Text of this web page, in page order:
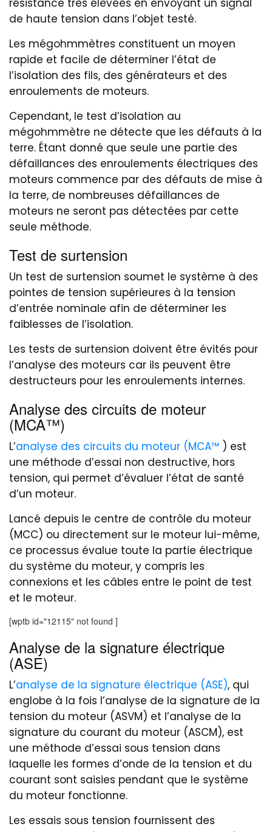
résistance très élevées en envoyant un signal
de haute tension dans l’objet testé.
Les mégohmmètres constituent un moyen
rapide et facile de déterminer l’état de
l’isolation des fils, des générateurs et des
enroulements de moteurs.
Cependant, le test d’isolation au
mégohmmètre ne détecte que les défauts à la
terre. Étant donné que seule une partie des
défaillances des enroulements électriques des
moteurs commence par des défauts de mise à
la terre, de nombreuses défaillances de
moteurs ne seront pas détectées par cette
seule méthode.
Test de surtension
Un test de surtension soumet le système à des
pointes de tension supérieures à la tension
d’entrée nominale afin de déterminer les
faiblesses de l’isolation.
Les tests de surtension doivent être évités pour
l’analyse des moteurs car ils peuvent être
destructeurs pour les enroulements internes.
Analyse des circuits de moteur
(MCA™)
L’analyse des circuits du moteur (MCA™ ) est
une méthode d’essai non destructive, hors
tension, qui permet d’évaluer l’état de santé
d’un moteur.
Lancé depuis le centre de contrôle du moteur
(MCC) ou directement sur le moteur lui-même,
ce processus évalue toute la partie électrique
du système du moteur, y compris les
connexions et les câbles entre le point de test
et le moteur.
[wptb id="12115" not found ]
Analyse de la signature électrique
(ASE)
L’analyse de la signature électrique (ASE), qui
englobe à la fois l’analyse de la signature de la
tension du moteur (ASVM) et l’analyse de la
signature du courant du moteur (ASCM), est
une méthode d’essai sous tension dans
laquelle les formes d’onde de la tension et du
courant sont saisies pendant que le système
du moteur fonctionne.
Les essais sous tension fournissent des